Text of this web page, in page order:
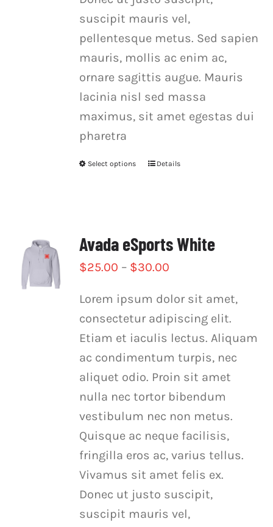
suscipit mauris vel,
pellentesque metus. Sed sapien
mauris, mollis ac enim ac,
ornare sagittis augue. Mauris
lacinia nisl sed massa
maximus, sit amet egestas dui
pharetra
Select options
This
variants.
The
may
be
chosen
on
the
product
page
Details
Avada eSports White
$25.00 – $30.00
Lorem ipsum dolor sit amet,
consectetur adipiscing elit.
Etiam et iaculis lectus. Aliquam
ac condimentum turpis, nec
aliquet odio. Proin sit amet
nulla nec tortor bibendum
vestibulum nec non metus.
Quisque ac neque facilisis,
fringilla eros ac, varius tellus.
Vivamus sit amet felis ex.
Donec ut justo suscipit,
suscipit mauris vel,